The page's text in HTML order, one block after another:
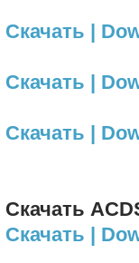
Скачать |
Скачать |
Скачать |
Скачать
Скачать |